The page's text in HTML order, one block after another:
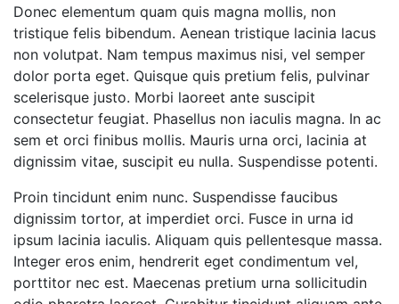
Donec elementum quam quis magna mollis, non
tristique felis bibendum. Aenean tristique lacinia lacus
non volutpat. Nam tempus maximus nisi, vel semper
dolor porta eget. Quisque quis pretium felis, pulvinar
scelerisque justo. Morbi laoreet ante suscipit
consectetur feugiat. Phasellus non iaculis magna. In ac
sem et orci finibus mollis. Mauris urna orci, lacinia at
dignissim vitae, suscipit eu nulla. Suspendisse potenti.
Proin tincidunt enim nunc. Suspendisse faucibus
dignissim tortor, at imperdiet orci. Fusce in urna id
ipsum lacinia iaculis. Aliquam quis pellentesque massa.
Integer eros enim, hendrerit eget condimentum vel,
porttitor nec est. Maecenas pretium urna sollicitudin